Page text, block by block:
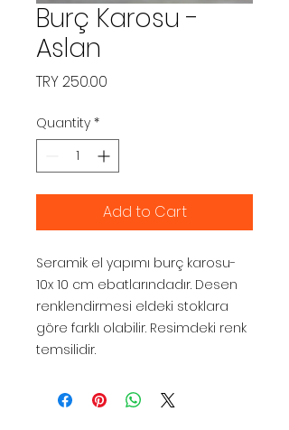
Burç Karosu -
Aslan
TRY 250.00
Quantity *
Add to Cart
Seramik el yapımı burç karosu-
10x 10 cm ebatlarındadır. Desen
renklendirmesi eldeki stoklara
göre farklı olabilir. Resimdeki renk
temsilidir.